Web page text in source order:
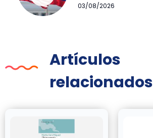
03/08/2026
Artículos
relacionados